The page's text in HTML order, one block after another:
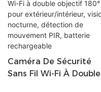
Caméra De Sécurité
Sans Fil Wi-Fi À Double